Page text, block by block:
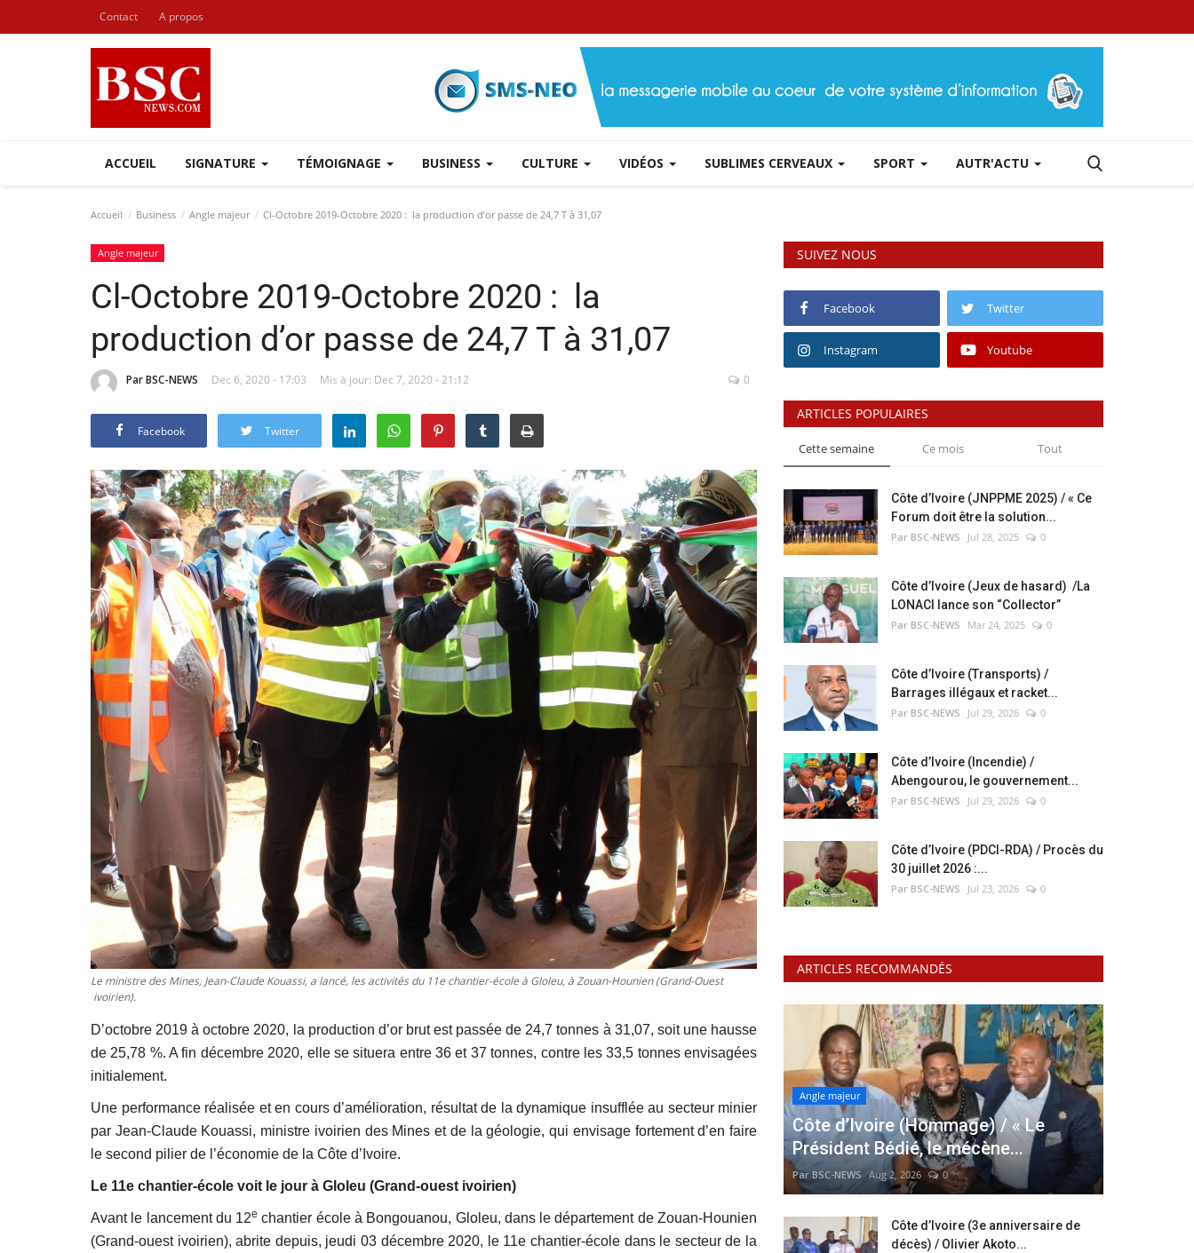
Contact A propos
ACCUEIL SIGNATURE TÉMOIGNAGE BUSINESS CULTURE VIDÉOS SUBLIMES CERVEAUX SPORT AUTR'ACTU
Accueil Business Angle majeur Cl-Octobre 2019-Octobre 2020 : la production d’or passe de 24,7 T à 31,07
Angle majeur
Cl-Octobre 2019-Octobre 2020 : la
production d’or passe de 24,7 T à 31,07
Par BSC-NEWS Dec 6, 2020 - 17:03 Mis à jour: Dec 7, 2020 - 21:12 0
Facebook Twitter
Le ministre des Mines, Jean-Claude Kouassi, a lancé, les activités du 11e chantier-école à Gloleu, à Zouan-Hounien (Grand-Ouest
ivoirien).
D’octobre 2019 à octobre 2020, la production d’or brut est passée de 24,7 tonnes à 31,07, soit une hausse
de 25,78 %. A fin décembre 2020, elle se situera entre 36 et 37 tonnes, contre les 33,5 tonnes envisagées
initialement.
Une performance réalisée et en cours d’amélioration, résultat de la dynamique insufflée au secteur minier
par Jean-Claude Kouassi, ministre ivoirien des Mines et de la géologie, qui envisage fortement d’en faire
le second pilier de l’économie de la Côte d’Ivoire.
Le 11e chantier-école voit le jour à Gloleu (Grand-ouest ivoirien)
Avant le lancement du 12e chantier école à Bongouanou, Gloleu, dans le département de Zouan-Hounien
(Grand-ouest ivoirien), abrite depuis, jeudi 03 décembre 2020, le 11e chantier-école dans le secteur de la
SUIVEZ NOUS
Facebook Twitter
Instagram Youtube
ARTICLES POPULAIRES
Cette semaine Ce mois Tout
Côte d’Ivoire (JNPPME 2025) / « Ce
Forum doit être la solution...
Par BSC-NEWS Jul 28, 2025 0
Côte d’Ivoire (Jeux de hasard) /La
LONACI lance son “Collector”
Par BSC-NEWS Mar 24, 2025 0
Côte d’Ivoire (Transports) /
Barrages illégaux et racket...
Par BSC-NEWS Jul 29, 2026 0
Côte d’Ivoire (Incendie) /
Abengourou, le gouvernement...
Par BSC-NEWS Jul 29, 2026 0
Côte d’Ivoire (PDCI-RDA) / Procès du
30 juillet 2026 :...
Par BSC-NEWS Jul 23, 2026 0
ARTICLES RECOMMANDÉS
Angle majeur
Côte d’Ivoire (Hommage) / « Le
Président Bédié, le mécène...
Par BSC-NEWS Aug 2, 2026 0
Côte d’Ivoire (3e anniversaire de
décès) / Olivier Akoto...